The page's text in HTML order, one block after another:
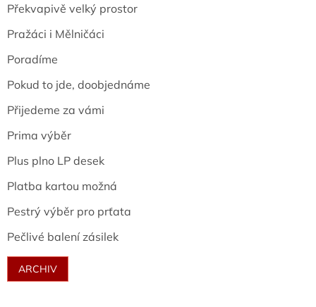
Překvapivě velký prostor
Pražáci i Mělničáci
Poradíme
Pokud to jde, doobjednáme
Přijedeme za vámi
Prima výběr
Plus plno LP desek
Platba kartou možná
Pestrý výběr pro prťata
Pečlivé balení zásilek
ARCHIV